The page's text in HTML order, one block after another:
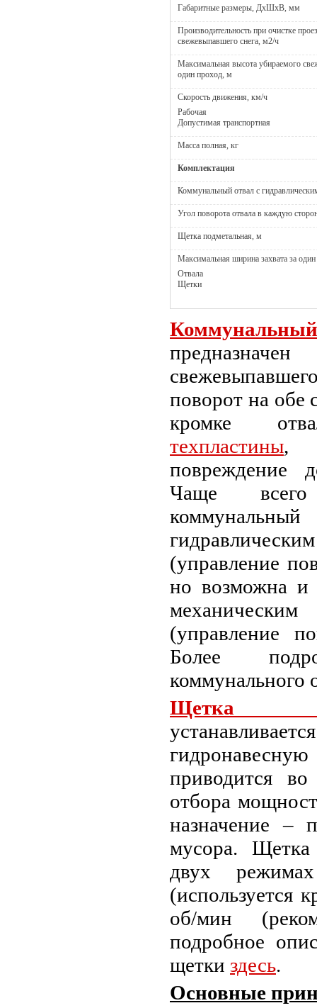
Габаритные размеры, ДхШхВ, мм
Производительность при очистке
свежевыпавшего снега, м2/ч
Максимальная высота убираемого
один проход, м
Скорость движения, км/ч
Рабочая
Допустимая транспортная
Масса полная, кг
Комплектация
Коммунальный отвал с
Угол поворота отвала в каждую
Щетка подметальная, м
Максимальная ширина захвата за
Отвала
Щетки
поворот на
кромке
техпластины,
повреждение
Чаще всего
(управление
но возможна и
(управление
Более
коммунального
Щетка
гидронавесную
приводится
отбора
назначение –
мусора.
двух
(используется
об/мин
подробное
щетки здесь.
Основные